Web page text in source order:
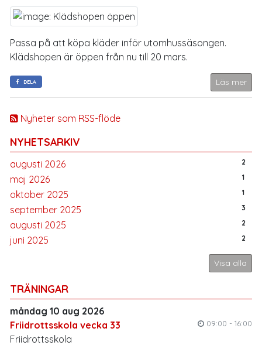
Nyheter som RSS-flöde
NYHETSARKIV
augusti 2026 2
maj 2026 1
oktober 2025 1
september 2025 3
augusti 2025 2
juni 2025 2
Visa alla
TRÄNINGAR
måndag 10 aug 2026
Friidrottsskola vecka 33
09:00 - 16:00
Friidrottsskola
Passa på att köpa kläder inför utomhussäsongen.
Klädshopen är öppen från nu till 20 mars.
DELA Läs mer